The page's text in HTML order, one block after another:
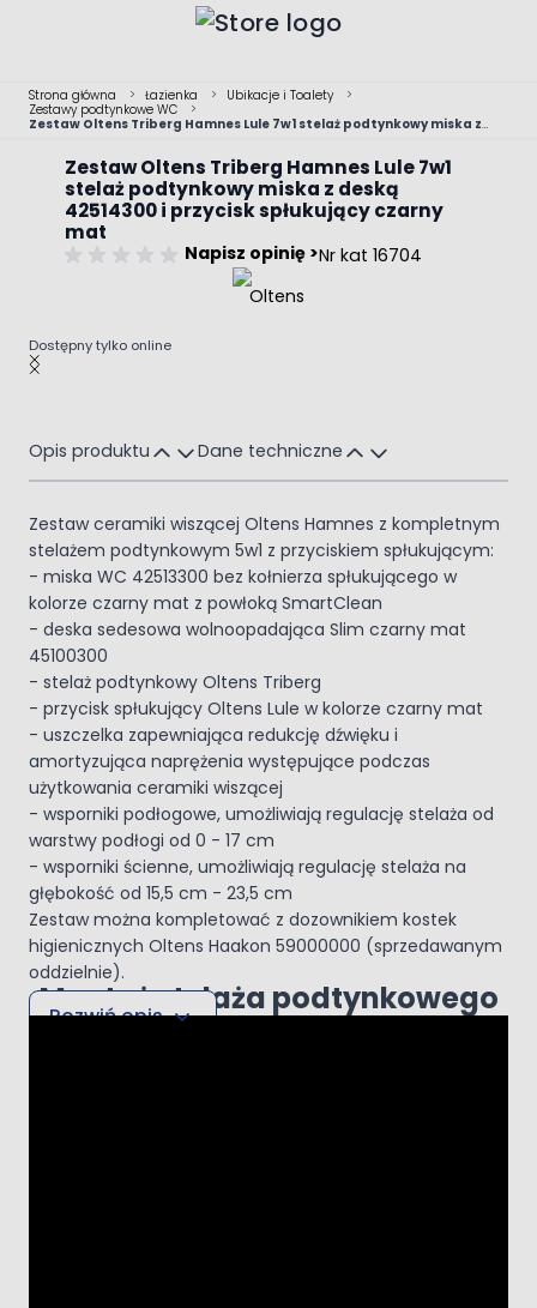
Strona główna > Łazienka > Ubikacje i Toalety
>
Zestawy podtynkowe WC
>
Zestaw Oltens Triberg Hamnes Lule 7w1 stelaż podtynkowy miska z
Zestaw Oltens Triberg Hamnes Lule 7w1
stelaż podtynkowy miska z deską
42514300 i przycisk spłukujący czarny
mat
Napisz opinię >Nr kat 16704
Dostępny tylko online
Main image
Click to view image in fullscreen
Opis produktu Dane techniczne
Zestaw ceramiki wiszącej Oltens Hamnes z kompletnym
stelażem podtynkowym 5w1 z przyciskiem spłukującym:
- miska WC 42513300 bez kołnierza spłukującego w
kolorze czarny mat z powłoką SmartClean
- deska sedesowa wolnoopadająca Slim czarny mat
45100300
- stelaż podtynkowy Oltens Triberg
- przycisk spłukujący Oltens Lule w kolorze czarny mat
- uszczelka zapewniająca redukcję dźwięku i
amortyzująca naprężenia występujące podczas
użytkowania ceramiki wiszącej
- wsporniki podłogowe, umożliwiają regulację stelaża od
warstwy podłogi od 0 - 17 cm
- wsporniki ścienne, umożliwiają regulację stelaża na
głębokość od 15,5 cm - 23,5 cm
Zestaw można kompletować z dozownikiem kostek
higienicznych Oltens Haakon 59000000 (sprzedawanym
oddzielnie).
Montaż stelaża podtynkowego
Rozwiń opis